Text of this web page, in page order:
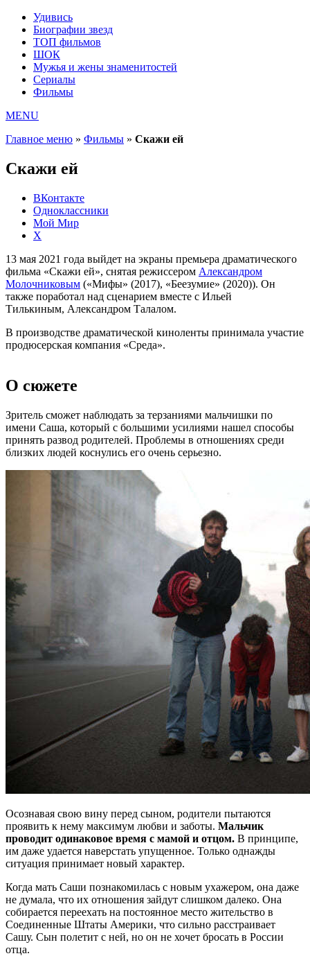
Удивись
Биографии звезд
ТОП фильмов
ШОК
Мужья и жены знаменитостей
Сериалы
Фильмы
MENU
Главное меню » Фильмы » Скажи ей
Скажи ей
ВКонтакте
Одноклассники
Мой Мир
X
13 мая 2021 года выйдет на экраны премьера драматического
фильма «Скажи ей», снятая режиссером Александром
Молочниковым («Мифы» (2017), «Беезумие» (2020)). Он
также поработал над сценарием вместе с Ильей
Тилькиным, Александром Талалом.
В производстве драматической киноленты принимала участие
продюсерская компания «Среда».
О сюжете
Зритель сможет наблюдать за терзаниями мальчишки по
имени Саша, который с большими усилиями нашел способы
принять развод родителей. Проблемы в отношениях среди
близких людей коснулись его очень серьезно.
Осознавая свою вину перед сыном, родители пытаются
проявить к нему максимум любви и заботы. Мальчик
проводит одинаковое время с мамой и отцом. В принципе,
им даже удается наверстать упущенное. Только однажды
ситуация принимает новый характер.
Когда мать Саши познакомилась с новым ухажером, она даже
не думала, что их отношения зайдут слишком далеко. Она
собирается переехать на постоянное место жительство в
Соединенные Штаты Америки, что сильно расстраивает
Сашу. Сын полетит с ней, но он не хочет бросать в России
отца.